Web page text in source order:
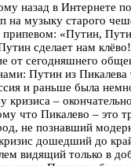
назад в Интернете
на музыку старого
«Путин,
сделает нам
от сегодняшнего
Путин из Пикалева
и раньше была
кризиса –
что Пикалево – это
не познавший
дошедший до
видящий только в